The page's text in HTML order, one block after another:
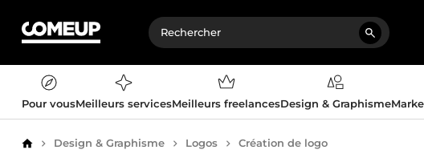
Pour vousMeilleurs servicesMeilleurs freelancesDesign & Graphisme
AccueilDesign & Graphisme Logos Création de logo